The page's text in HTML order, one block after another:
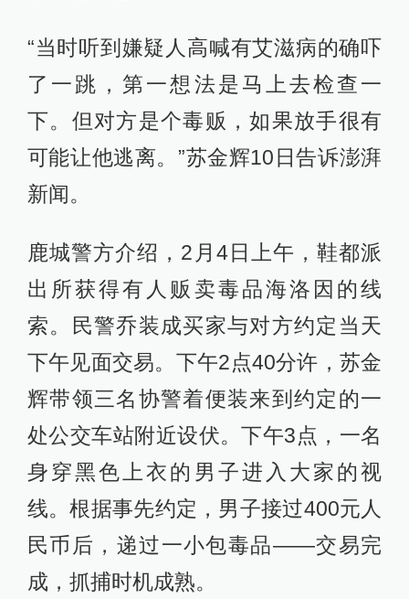
“当时听到嫌疑人高喊有艾滋病的确吓
了一跳，第一想法是马上去检查一
下。但对方是个毒贩，如果放手很有
可能让他逃离。”苏金辉10日告诉澎湃
新闻。
鹿城警方介绍，2月4日上午，鞋都派
出所获得有人贩卖毒品海洛因的线
索。民警乔装成买家与对方约定当天
下午见面交易。下午2点40分许，苏金
辉带领三名协警着便装来到约定的一
处公交车站附近设伏。下午3点，一名
身穿黑色上衣的男子进入大家的视
线。根据事先约定，男子接过400元人
民币后，递过一小包毒品——交易完
成，抓捕时机成熟。